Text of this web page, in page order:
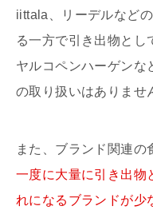
iittala、リーデルなど
る一方で引き出物とし
ヤルコペンハーゲンな
の取り扱いはありませ
また、ブランド関連の
一度に大量に引き出物
れになるブランドが少